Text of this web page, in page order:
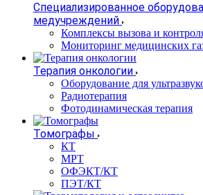
Специализированное
медучреждений
Комплексы вызова и
Мониторинг медицинских
Терапия онкологии
Оборудование для
Радиотерапия
Фотодинамическая терапия
Томографы
КТ
МРТ
ОФЭКТ/КТ
ПЭТ/КТ